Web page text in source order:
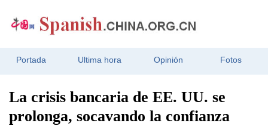
Portada Ultima hora Opinión Fotos
La crisis bancaria de EE. UU. se
prolonga, socavando la confianza